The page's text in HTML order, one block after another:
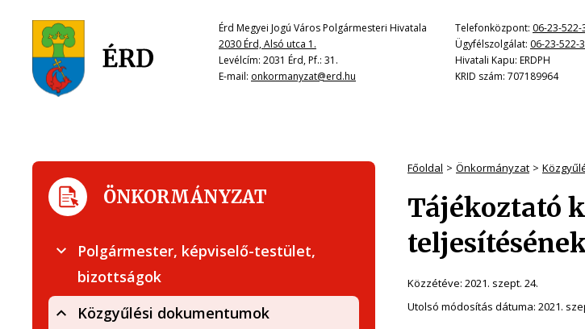
Érd Megyei Jogú Város Polgármesteri Hivatala
2030 Érd, Alsó utca 1.
Levélcím: 2031 Érd, Pf.: 31.
E-mail: onkormanyzat@erd.hu
Telefonközpont: 06-23-522-
Ügyfélszolgálat: 06-23-522-
Hivatali Kapu: ERDPH
KRID szám: 707189964
Főoldal Önkormányzat
Tájékoztató
Közzétéve: 2021. szept. 24.
Utolsó módosítás dátuma: 2021.
ÖNKORMÁNYZAT
Polgármester, képviselő-testület,
bizottságok
Közgyűlési dokumentumok